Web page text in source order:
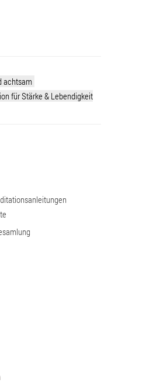
achtsam
für Stärke & Lebendigkeit